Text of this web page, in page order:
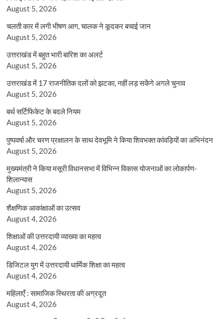
August 5, 2026
चलती कार में लगी भीषण आग, चालक ने कूदकर बचाई जान
August 5, 2026
उत्तराखंड में बहुत भारी बारिश का अलर्ट
August 5, 2026
उत्तराखंड में 17 राजनीतिक दलों को झटका, नहीं लड़ सकेंगे अगले चुनाव
August 5, 2026
बर्थ सर्टिफिकेट के बदले नियम
August 5, 2026
पुष्पवर्षा और चरण प्रक्षालन के साथ देवभूमि ने किया शिवभक्त कांवड़ियों का अभिनंदन
August 5, 2026
मुख्यमंत्री ने किया मसूरी विधानसभा में विभिन्न विकास योजनाओं का लोकार्पण-
शिलान्यास
August 5, 2026
शैक्षणिक आकांक्षाओं का उत्सव
August 4, 2026
शिक्षाओं की उत्तरदायी व्याख्या का महत्व
August 4, 2026
डिजिटल युग में उत्तरदायी धार्मिक शिक्षा का महत्व
August 4, 2026
महिलाएँ : सामाजिक स्थिरता की अग्रदूत
August 4, 2026